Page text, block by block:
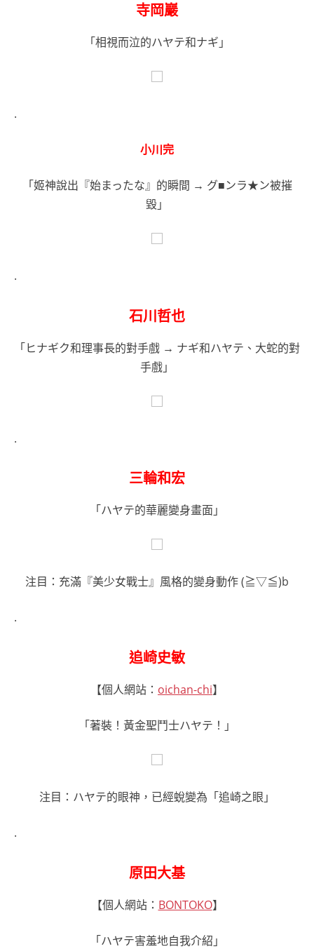
寺岡巖
「相視而泣的ハヤテ和ナギ」
.
小川完
「姬神說出『始まったな』的瞬間 → グ■ンラ★ン被摧
毀」
.
石川哲也
「ヒナギク和理事長的對手戲 → ナギ和ハヤテ、大蛇的對
手戲」
.
三輪和宏
「ハヤテ的華麗變身畫面」
注目：充滿『美少女戰士』風格的變身動作 (≧▽≦)b
.
追崎史敏
【個人網站： oichan-chi】
「著裝！黃金聖鬥士ハヤテ！」
注目：ハヤテ的眼神，已經蛻變為「追崎之眼」
.
原田大基
【個人網站： BONTOKO】
「ハヤテ害羞地自我介紹」